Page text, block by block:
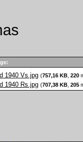
1940 Vs.jpg (757,16 KB, 220
1940 Rs.jpg (707,38 KB, 205